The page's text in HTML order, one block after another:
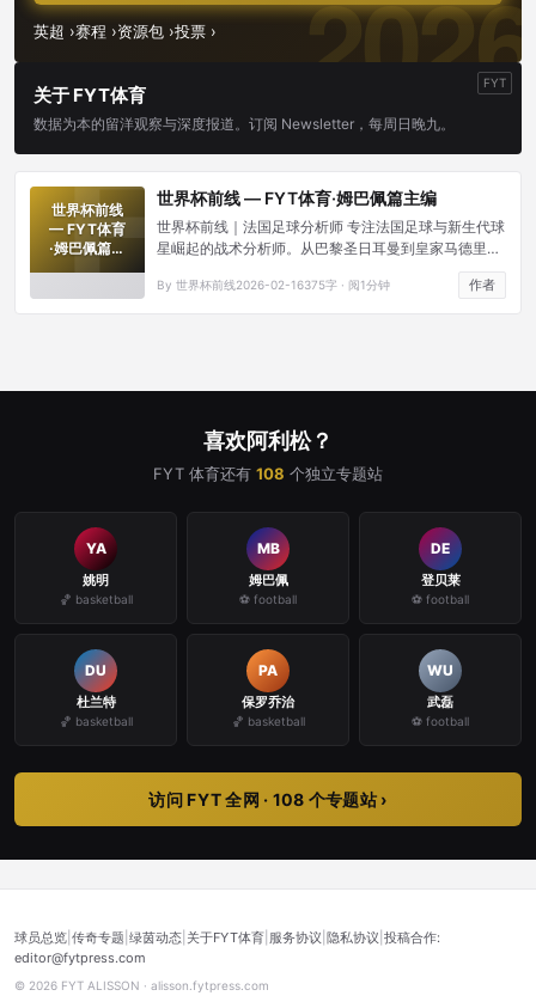
世界杯前线
— FYT体育
·姆巴佩篇主
世界杯前线 — FYT体育·姆巴佩篇主编
世界杯前线｜法国足球分析师 专注法国足球与新生代球
星崛起的战术分析师。从巴黎圣日耳曼到皇家马德里，
以速度数据、突破频率和射门转化率解构姆巴佩的进攻
威胁，聚焦2026世界杯前瞻。
By 世界杯前线2026-02-16375字 · 阅1分钟 作者
英超 ›赛程 ›资源包 ›投票 ›
FYT
关于 FYT体育
数据为本的留洋观察与深度报道。订阅 Newsletter，每周日晚九。
喜欢阿利松？
FYT 体育还有 108 个独立专题站
YA
姚明
🏀 basketball
MB
姆巴佩
⚽ football
DE
登贝莱
⚽ football
DU
杜兰特
🏀 basketball
PA
保罗乔治
🏀 basketball
WU
武磊
⚽ football
访问 FYT 全网 · 108 个专题站 ›
球员总览 传奇专题 绿茵动态 关于FYT体育 服务协议 隐私协议 投稿合作:
editor@fytpress.com
© 2026 FYT ALISSON · alisson.fytpress.com